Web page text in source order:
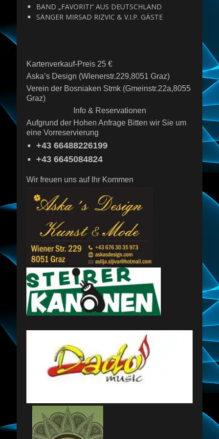
BAND „FAVORITI“ AUS DEUTSCHLAND
SÄNGER MIRSAD RIZVIC & V.I.P. GÄSTE
Kartenverkauf-Preis 25 €
Aska’s Design (Wlenerstr.229,8051 Graz)
Verein der Bosniaken Stmk (Gmeinstr.22a,8055
Graz)
Info & Reservationen
Aufgrund der Hohen Anfrage Bitten wir Sie um
eine Vorreservierung
+43 66488226199
+43 6645084824
Wir freuen uns auf Ihr Kommen